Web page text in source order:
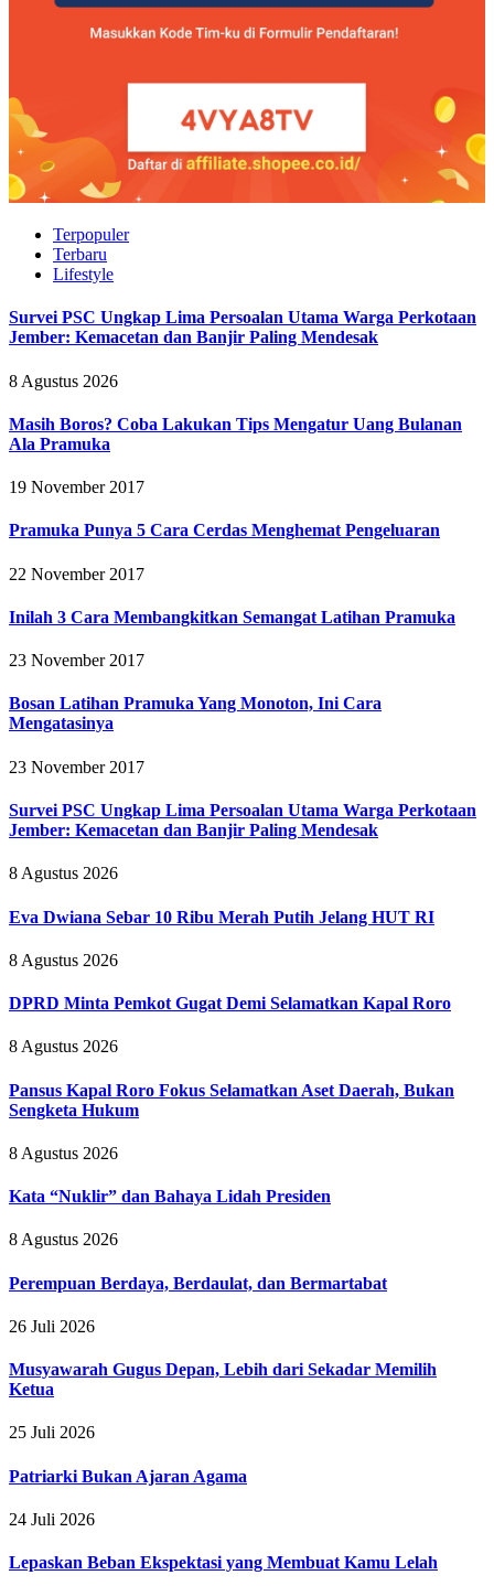
Terpopuler
Terbaru
Lifestyle
Survei PSC Ungkap Lima Persoalan Utama Warga Perkotaan
Jember: Kemacetan dan Banjir Paling Mendesak
8 Agustus 2026
Masih Boros? Coba Lakukan Tips Mengatur Uang Bulanan
Ala Pramuka
19 November 2017
Pramuka Punya 5 Cara Cerdas Menghemat Pengeluaran
22 November 2017
Inilah 3 Cara Membangkitkan Semangat Latihan Pramuka
23 November 2017
Bosan Latihan Pramuka Yang Monoton, Ini Cara
Mengatasinya
23 November 2017
Survei PSC Ungkap Lima Persoalan Utama Warga Perkotaan
Jember: Kemacetan dan Banjir Paling Mendesak
8 Agustus 2026
Eva Dwiana Sebar 10 Ribu Merah Putih Jelang HUT RI
8 Agustus 2026
DPRD Minta Pemkot Gugat Demi Selamatkan Kapal Roro
8 Agustus 2026
Pansus Kapal Roro Fokus Selamatkan Aset Daerah, Bukan
Sengketa Hukum
8 Agustus 2026
Kata “Nuklir” dan Bahaya Lidah Presiden
8 Agustus 2026
Perempuan Berdaya, Berdaulat, dan Bermartabat
26 Juli 2026
Musyawarah Gugus Depan, Lebih dari Sekadar Memilih
Ketua
25 Juli 2026
Patriarki Bukan Ajaran Agama
24 Juli 2026
Lepaskan Beban Ekspektasi yang Membuat Kamu Lelah